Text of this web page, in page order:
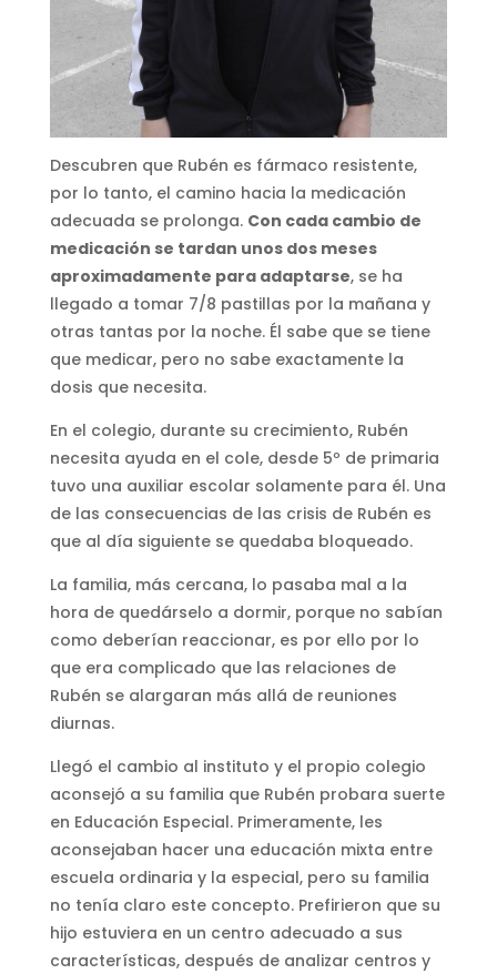
Descubren que Rubén es fármaco resistente,
por lo tanto, el camino hacia la medicación
adecuada se prolonga. Con cada cambio de
medicación se tardan unos dos meses
aproximadamente para adaptarse, se ha
llegado a tomar 7/8 pastillas por la mañana y
otras tantas por la noche. Él sabe que se tiene
que medicar, pero no sabe exactamente la
dosis que necesita.
En el colegio, durante su crecimiento, Rubén
necesita ayuda en el cole, desde 5º de primaria
tuvo una auxiliar escolar solamente para él. Una
de las consecuencias de las crisis de Rubén es
que al día siguiente se quedaba bloqueado.
La familia, más cercana, lo pasaba mal a la
hora de quedárselo a dormir, porque no sabían
como deberían reaccionar, es por ello por lo
que era complicado que las relaciones de
Rubén se alargaran más allá de reuniones
diurnas.
Llegó el cambio al instituto y el propio colegio
aconsejó a su familia que Rubén probara suerte
en Educación Especial. Primeramente, les
aconsejaban hacer una educación mixta entre
escuela ordinaria y la especial, pero su familia
no tenía claro este concepto. Prefirieron que su
hijo estuviera en un centro adecuado a sus
características, después de analizar centros y